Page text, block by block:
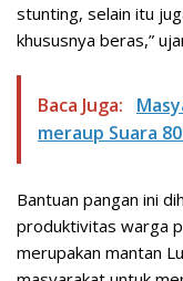
stunting, selain itu
khususnya beras,”
Baca Juga:
meraup Suara
Bantuan pangan ini
produktivitas warga
merupakan mantan